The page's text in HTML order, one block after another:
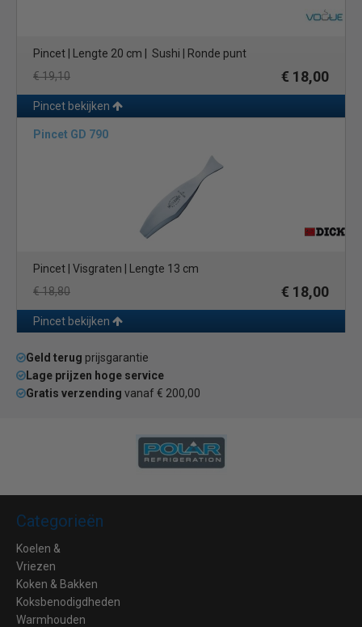
Pincet | Lengte 20 cm | Sushi | Ronde punt
€ 19,10
€ 18,00
Pincet bekijken
Pincet GD 790
Pincet | Visgraten | Lengte 13 cm
€ 18,80
€ 18,00
Pincet bekijken
Geld terug prijsgarantie
Lage prijzen hoge service
Gratis verzending vanaf € 200,00
Categorieën
Koelen &
Vriezen
Koken & Bakken
Koksbenodigdheden
Warmhouden